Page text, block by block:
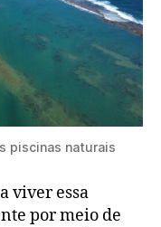
piscinas naturais
viver essa
por meio de